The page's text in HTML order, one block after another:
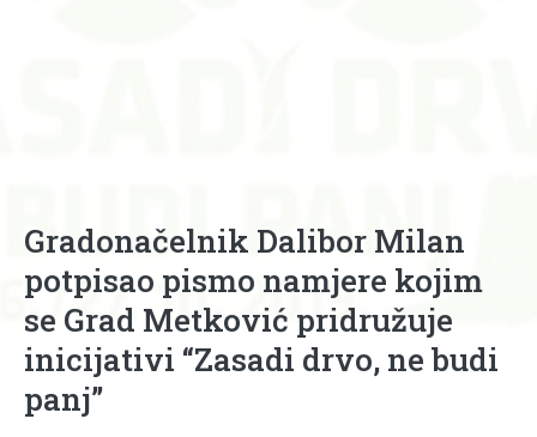
Gradonačelnik Dalibor Milan
potpisao pismo namjere kojim
se Grad Metković pridružuje
inicijativi “Zasadi drvo, ne budi
panj”